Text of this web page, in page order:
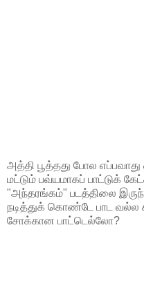
அத்தி பூத்தது போல
மட்டும் பவ்யமாகப் பாட்டுக்
"அந்தரங்கம்" படத்திலை
நடித்துக் கொண்டே பாட வல்ல
சோக்கான பாட்டெல்லோ?